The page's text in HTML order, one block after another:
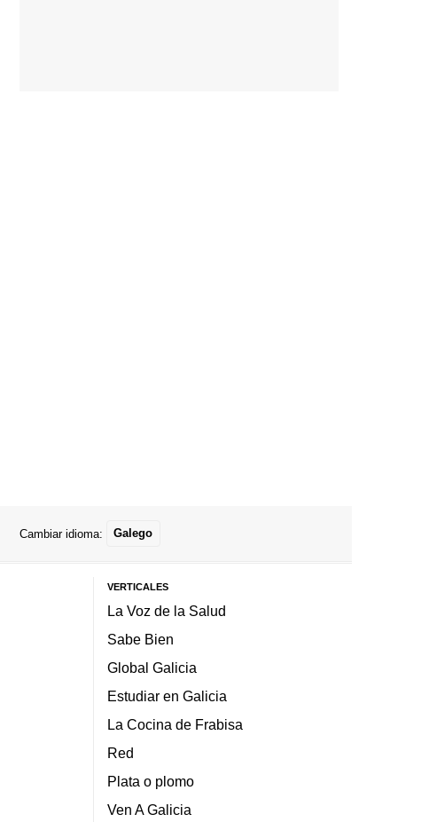
Cambiar idioma: Galego
VERTICALES
La Voz de la Salud
Sabe Bien
Global Galicia
Estudiar en Galicia
La Cocina de Frabisa
Red
Plata o plomo
Ven A Galicia